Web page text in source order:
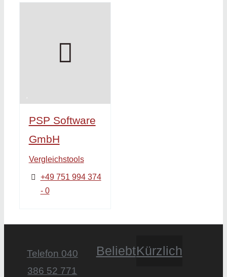
PSP Software
GmbH
Vergleichstools
+49 751 994 374
- 0
Telefon 040
386 52 771
BeliebtKürzlich